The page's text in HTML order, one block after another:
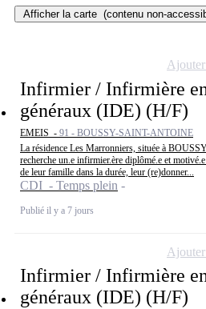
Afficher la carte (contenu non-
Infirmier / Infirmière
généraux (IDE) (H/F)
EMEIS - 91 - BOUSSY-SAINT-ANTOINE
La résidence Les Marronniers, située à
recherche un.e infirmier.ère diplômé.e et
de leur famille dans la durée, leur (re)donner...
CDI - Temps plein
Publié il y a 7 jours
Infirmier / Infirmière
généraux (IDE) (H/F)